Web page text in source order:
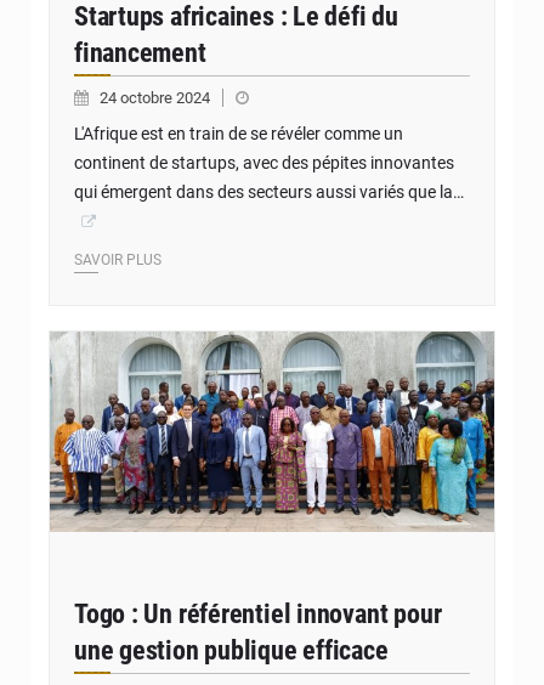
Startups africaines : Le défi du
financement
24 octobre 2024
L'Afrique est en train de se révéler comme un
continent de startups, avec des pépites innovantes
qui émergent dans des secteurs aussi variés que la…
SAVOIR PLUS
Togo : Un référentiel innovant pour
une gestion publique efficace